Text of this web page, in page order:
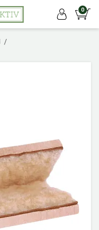
0
/